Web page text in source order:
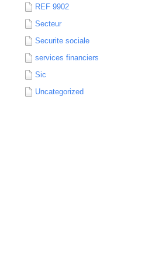
REF 9902
Secteur
Securite sociale
services financiers
Sic
Uncategorized